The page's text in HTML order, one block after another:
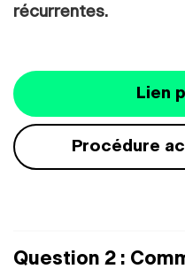
récurrentes.
Lien
Procédure
Question 2 :